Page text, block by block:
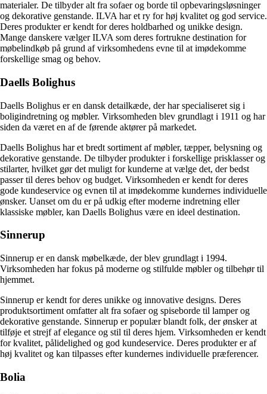
materialer. De tilbyder alt fra sofaer og borde til opbevaringsløsninger
og dekorative genstande. ILVA har et ry for høj kvalitet og god service.
Deres produkter er kendt for deres holdbarhed og unikke design.
Mange danskere vælger ILVA som deres fortrukne destination for
møbelindkøb på grund af virksomhedens evne til at imødekomme
forskellige smag og behov.
Daells Bolighus
Daells Bolighus er en dansk detailkæde, der har specialiseret sig i
boligindretning og møbler. Virksomheden blev grundlagt i 1911 og har
siden da været en af ​​de førende aktører på markedet.
Daells Bolighus har et bredt sortiment af møbler, tæpper, belysning og
dekorative genstande. De tilbyder produkter i forskellige prisklasser og
stilarter, hvilket gør det muligt for kunderne at vælge det, der bedst
passer til deres behov og budget. Virksomheden er kendt for deres
gode kundeservice og evnen til at imødekomme kundernes individuelle
ønsker. Uanset om du er på udkig efter moderne indretning eller
klassiske møbler, kan Daells Bolighus være en ideel destination.
Sinnerup
Sinnerup er en dansk møbelkæde, der blev grundlagt i 1994.
Virksomheden har fokus på moderne og stilfulde møbler og tilbehør til
hjemmet.
Sinnerup er kendt for deres unikke og innovative designs. Deres
produktsortiment omfatter alt fra sofaer og spiseborde til lamper og
dekorative genstande. Sinnerup er populær blandt folk, der ønsker at
tilføje et strejf af elegance og stil til deres hjem. Virksomheden er kendt
for kvalitet, pålidelighed og god kundeservice. Deres produkter er af
høj kvalitet og kan tilpasses efter kundernes individuelle præferencer.
Bolia